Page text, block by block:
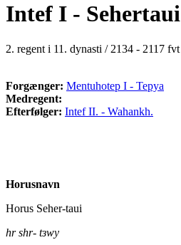
Intef I - Sehertaui
2. regent i 11. dynasti / 2134 - 2117 fvt
Forgænger: Mentuhotep I - Tepya
Medregent:
Efterfølger: Intef II. - Wahankh.
Horusnavn
Horus Seher-taui
hr shr- tзwy